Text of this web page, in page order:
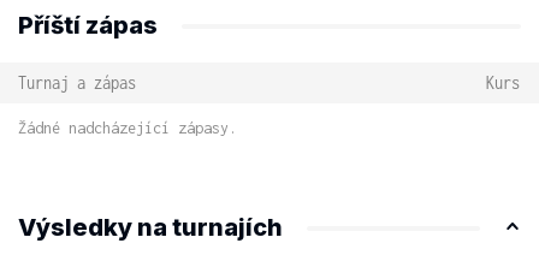
Příští zápas
Turnaj a zápas Kurs
Žádné nadcházející zápasy.
Výsledky na turnajích